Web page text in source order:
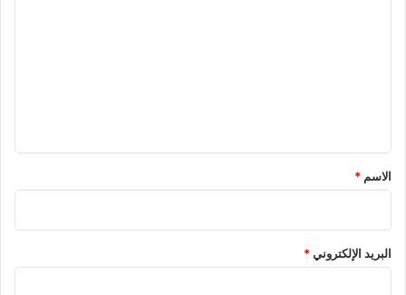
*
الاسم *
البريد الإلكتروني*